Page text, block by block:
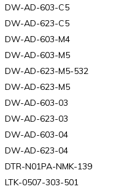
DW-AD-603-C5
DW-AD-623-C5
DW-AD-603-M4
DW-AD-603-M5
DW-AD-623-M5-532
DW-AD-623-M5
DW-AD-603-03
DW-AD-623-03
DW-AD-603-04
DW-AD-623-04
DTR-N01PA-NMK-139
LTK-0507-303-501